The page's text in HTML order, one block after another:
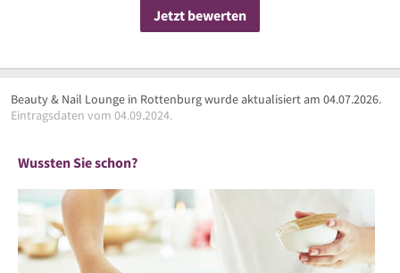
Jetzt bewerten
Beauty & Nail Lounge in Rottenburg wurde aktualisiert am 04.07.2026.
Eintragsdaten vom 04.09.2024.
Wussten Sie schon?